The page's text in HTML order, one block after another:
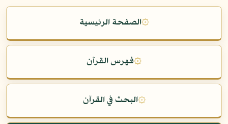
۞الصفحة الرئيسية
۞فهرس القرآن
۞البحث في القرآن